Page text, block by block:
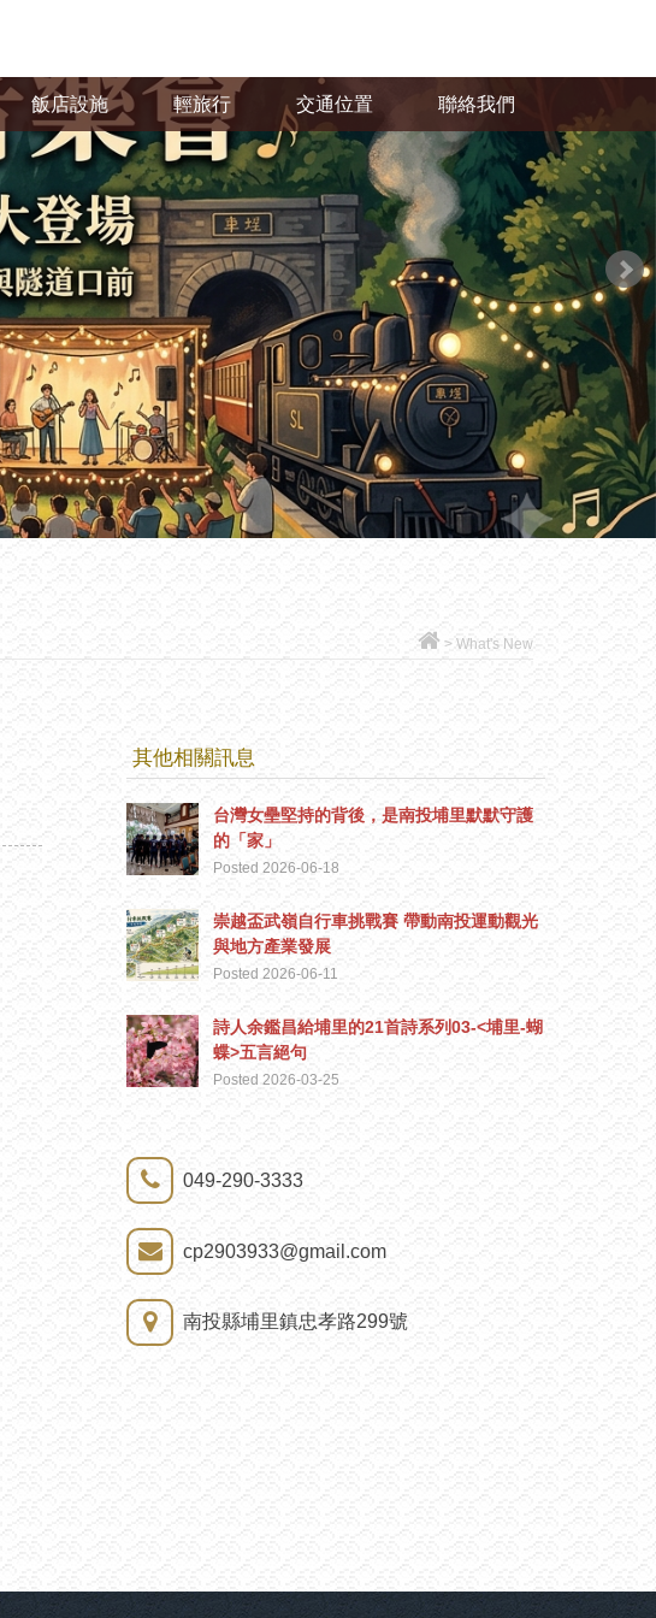
飯店設施 輕旅行 交通位置 聯絡我們
> What's New
其他相關訊息
台灣女壘堅持的背後，是南投埔里默默守護
的「家」
Posted 2026-06-18
崇越盃武嶺自行車挑戰賽 帶動南投運動觀光
與地方產業發展
Posted 2026-06-11
詩人余鑑昌給埔里的21首詩系列03-<埔里-蝴
蝶>五言絕句
Posted 2026-03-25
049-290-3333
cp2903933@gmail.com
南投縣埔里鎮忠孝路299號